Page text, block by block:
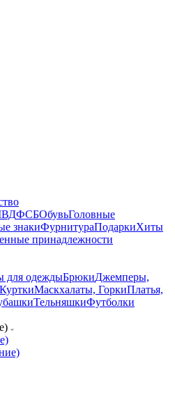
ФСБОбувьГоловные
знакиФурнитураПодаркиХиты
принадлежности
для одеждыБрюкиДжемперы,
КурткиМаскхалаты, ГоркиПлатья,
ТельняшкиФутболки